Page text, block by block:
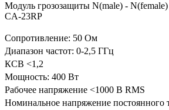
Модуль грозозащиты N(male) -
CA-23RP
Сопротивление: 50 Ом
Диапазон частот: 0-2,5 ГГц
КСВ <1,2
Мощность: 400 Вт
Рабочее напряжение <1000 В RMS
Номинальное напряжение постоянного